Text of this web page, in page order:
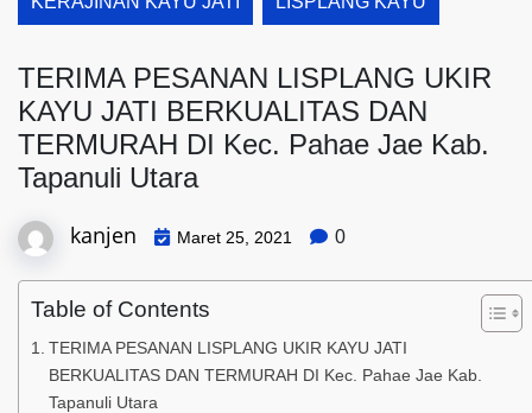
TERIMA PESANAN LISPLANG UKIR
KAYU JATI BERKUALITAS DAN
TERMURAH DI Kec. Pahae Jae Kab.
Tapanuli Utara
kanjen Maret 25, 2021 0
Table of Contents
TERIMA PESANAN LISPLANG UKIR KAYU JATI
BERKUALITAS DAN TERMURAH DI Kec. Pahae Jae Kab.
Tapanuli Utara